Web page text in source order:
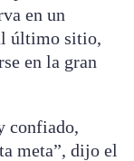
en un
último sitio,
en la gran
confiado,
meta”, dijo el